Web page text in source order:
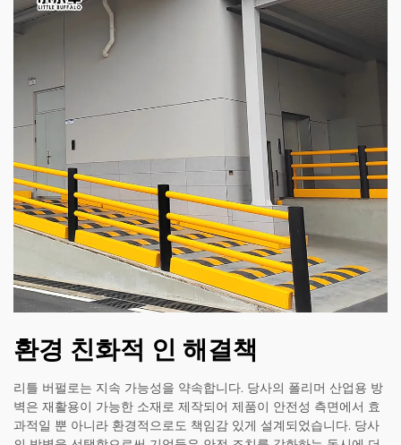
환경 친화적 인 해결책
리틀 버펄로는 지속 가능성을 약속합니다. 당사의 폴리머 산업용 방
벽은 재활용이 가능한 소재로 제작되어 제품이 안전성 측면에서 효
과적일 뿐 아니라 환경적으로도 책임감 있게 설계되었습니다. 당사